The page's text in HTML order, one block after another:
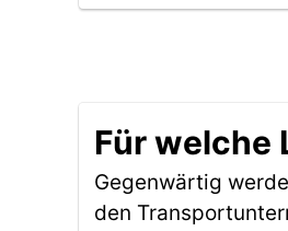
Für welche
Gegenwärtig
den